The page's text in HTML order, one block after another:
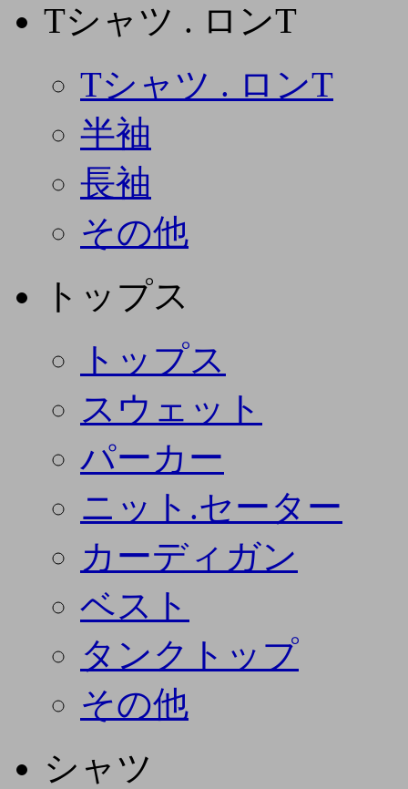
Tシャツ . ロンT
Tシャツ . ロンT
半袖
長袖
その他
トップス
トップス
スウェット
パーカー
ニット.セーター
カーディガン
ベスト
タンクトップ
その他
シャツ